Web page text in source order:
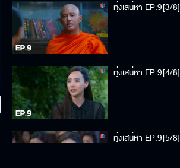
ทุ่งเสน่หา EP.9[3/8]
ทุ่งเสน่หา EP.9[4/8]
ทุ่งเสน่หา EP.9[5/8]